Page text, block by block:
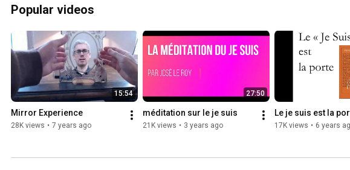
Popular videos
15:54
Mirror Experience
28K views • 7 years ago
27:50
méditation sur le je suis
21K views • 3 years ago
Le je suis est la
17K views • 6 years